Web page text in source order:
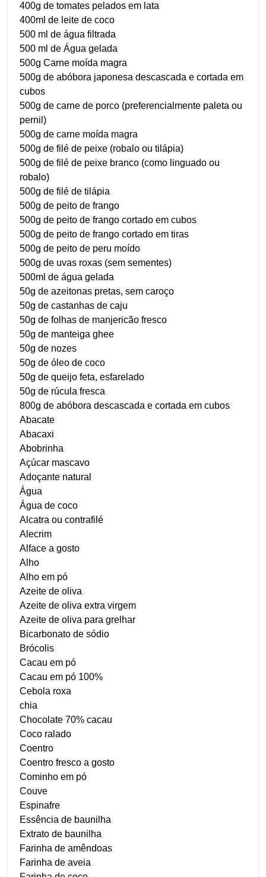
400g de tomates pelados em lata
400ml de leite de coco
500 ml de água filtrada
500 ml de Água gelada
500g Carne moída magra
500g de abóbora japonesa descascada e cortada em
cubos
500g de carne de porco (preferencialmente paleta ou
pernil)
500g de carne moída magra
500g de filé de peixe (robalo ou tilápia)
500g de filé de peixe branco (como linguado ou
robalo)
500g de filé de tilápia
500g de peito de frango
500g de peito de frango cortado em cubos
500g de peito de frango cortado em tiras
500g de peito de peru moído
500g de uvas roxas (sem sementes)
500ml de água gelada
50g de azeitonas pretas, sem caroço
50g de castanhas de caju
50g de folhas de manjericão fresco
50g de manteiga ghee
50g de nozes
50g de óleo de coco
50g de queijo feta, esfarelado
50g de rúcula fresca
800g de abóbora descascada e cortada em cubos
Abacate
Abacaxi
Abobrinha
Açúcar mascavo
Adoçante natural
Água
Água de coco
Alcatra ou contrafilé
Alecrim
Alface a gosto
Alho
Alho em pó
Azeite de oliva
Azeite de oliva extra virgem
Azeite de oliva para grelhar
Bicarbonato de sódio
Brócolis
Cacau em pó
Cacau em pó 100%
Cebola roxa
chia
Chocolate 70% cacau
Coco ralado
Coentro
Coentro fresco a gosto
Cominho em pó
Couve
Espinafre
Essência de baunilha
Extrato de baunilha
Farinha de amêndoas
Farinha de aveia